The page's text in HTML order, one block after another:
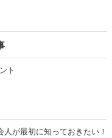
ト
人が最初に知っておきたい！